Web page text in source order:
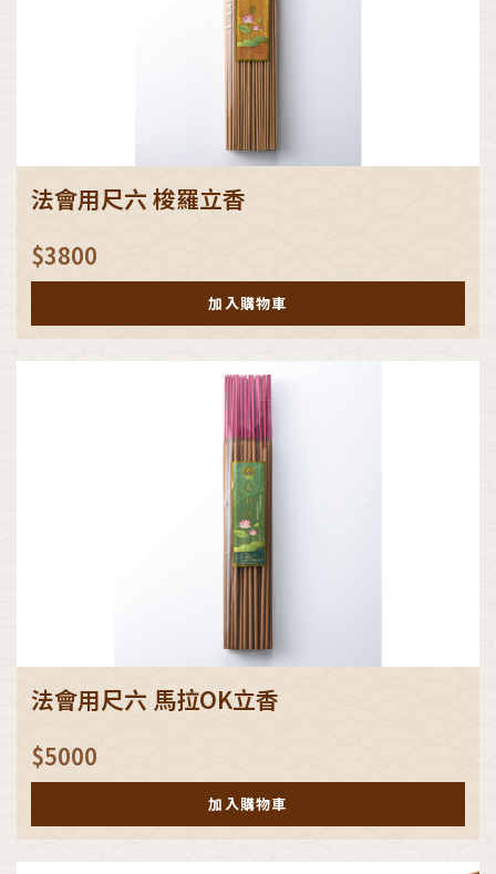
法會用尺六 梭羅立香
$3800
加入購物車
法會用尺六 馬拉OK立香
$5000
加入購物車